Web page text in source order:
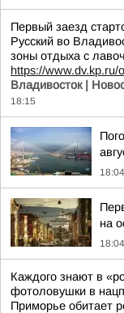
Первый заезд
Русский во
зоны отдыха с
https://www.dv.kp.ru/
Владивосток |
18:15
18:04
на
18:04
Каждого знают в
фотоловушки в
Приморье обитает